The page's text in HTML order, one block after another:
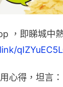
，即睇城中
心得，坦言